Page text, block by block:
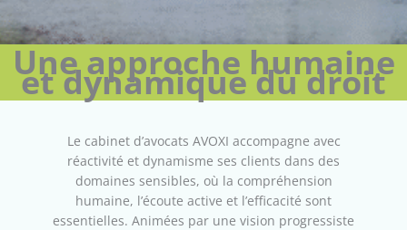
Une approche humaine
et dynamique du droit
Le cabinet d’avocats AVOXI accompagne avec
réactivité et dynamisme ses clients dans des
domaines sensibles, où la compréhension
humaine, l’écoute active et l’efficacité sont
essentielles. Animées par une vision progressiste